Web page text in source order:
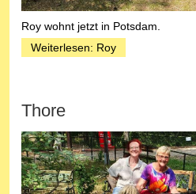
Roy wohnt jetzt in Potsdam.
Weiterlesen: Roy
Thore